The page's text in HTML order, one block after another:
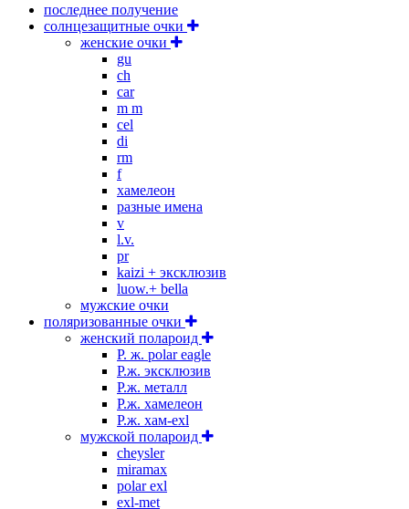
последнее получение
солнцезащитные очки
женские очки
gu
ch
car
m m
cel
di
rm
f
хамелеон
разные имена
v
l.v.
pr
kaizi + эксклюзив
luow.+ bella
мужские очки
поляризованные очки
женский полароид
P. ж. polar eagle
P.ж. эксклюзив
Р.ж. металл
P.ж. хамелеон
Р.ж. хам-exl
мужской полароид
cheysler
miramax
polar exl
exl-met